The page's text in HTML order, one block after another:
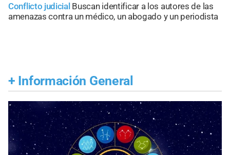
Conflicto judicial Buscan identificar a los autores de las
amenazas contra un médico, un abogado y un periodista
+ Información General